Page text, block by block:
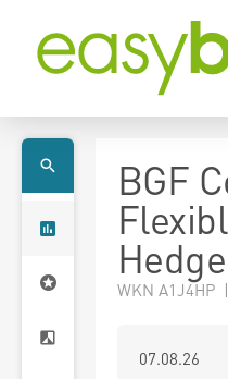
BGF
WKN
07.08.26